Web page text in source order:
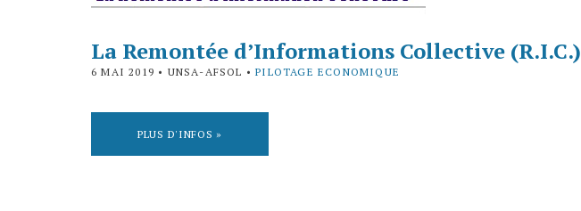
La Remontée d’Informations Collective (R.I.C.)
6 MAI 2019 • UNSA-AFSOL •PILOTAGE ECONOMIQUE
PLUS D'INFOS »